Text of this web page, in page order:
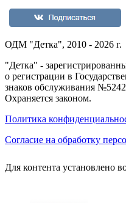
ОДМ "Детка", 2010 - 2026 г.
"Детка" -
о регистрации в
знаков обслуживания
Охраняется законом.
Политика
Согласие на обработку
Для контента установлено